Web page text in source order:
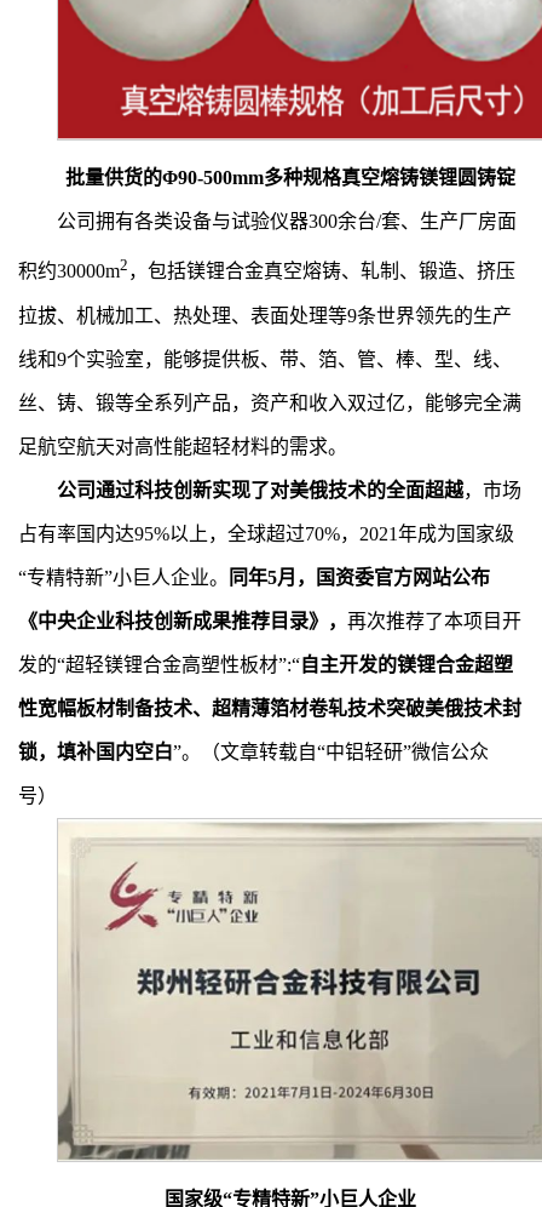
批量供货的Φ90-500mm多种规格真空熔铸镁锂圆铸锭
公司拥有各类设备与试验仪器300余台/套、生产厂房面
积约30000m2 ，包括镁锂合金真空熔铸、轧制、锻造、挤压
拉拔、机械加工、热处理、表面处理等9条世界领先的生产
线和9个实验室，能够提供板、带、箔、管、棒、型、线、
丝、铸、锻等全系列产品，资产和收入双过亿，能够完全满
足航空航天对高性能超轻材料的需求。
公司通过科技创新实现了对美俄技术的全面超越，市场
占有率国内达95%以上，全球超过70%，2021年成为国家级
“专精特新”小巨人企业。 同年5月，国资委官方网站公布
《中央企业科技创新成果推荐目录》， 再次推荐了本项目开
发的“超轻镁锂合金高塑性板材”:“自主开发的镁锂合金超塑
性宽幅板材制备技术、超精薄箔材卷轧技术突破美俄技术封
锁，填补国内空白”。（文章转载自“中铝轻研”微信公众
号）
国家级“专精特新”小巨人企业